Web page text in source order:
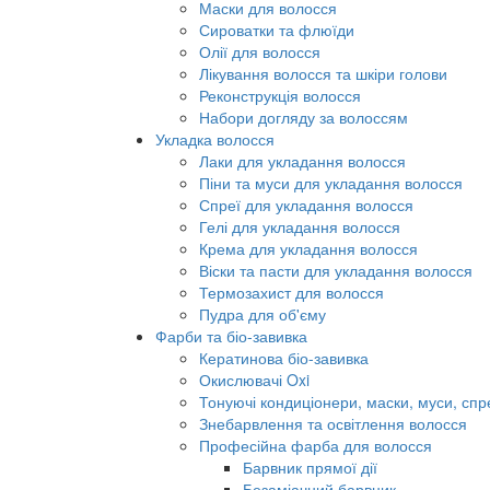
Маски для волосся
Сироватки та флюїди
Олії для волосся
Лікування волосся та шкіри голови
Реконструкція волосся
Набори догляду за волоссям
Укладка волосся
Лаки для укладання волосся
Піни та муси для укладання волосся
Спреї для укладання волосся
Гелі для укладання волосся
Крема для укладання волосся
Віски та пасти для укладання волосся
Термозахист для волосся
Пудра для об'єму
Фарби та біо-завивка
Кератинова біо-завивка
Окислювачі Oxi
Тонуючі кондиціонери, маски, муси,
Знебарвлення та освітлення волосся
Професійна фарба для волосся
Барвник прямої дії